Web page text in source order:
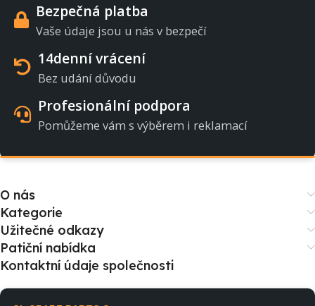
Bezpečná platba
Vaše údaje jsou u nás v bezpečí
14denní vrácení
Bez udání důvodu
Profesionální podpora
Pomůžeme vám s výběrem i reklamací
O nás
Kategorie
Užitečné odkazy
Patiční nabídka
Kontaktní údaje společnosti